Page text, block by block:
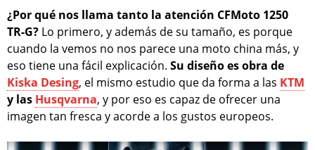
¿Por qué nos llama tanto la atención CFMoto 1250
TR-G? Lo primero, y además de su tamaño, es porque
cuando la vemos no nos parece una moto china más, y
eso tiene una fácil explicación. Su diseño es obra de
Kiska Desing, el mismo estudio que da forma a las KTM
y las Husqvarna, y por eso es capaz de ofrecer una
imagen tan fresca y acorde a los gustos europeos.